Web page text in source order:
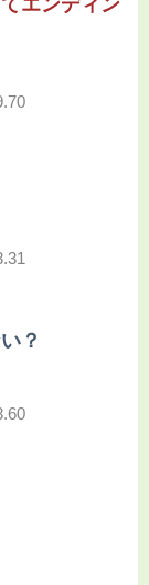
エンディン
？